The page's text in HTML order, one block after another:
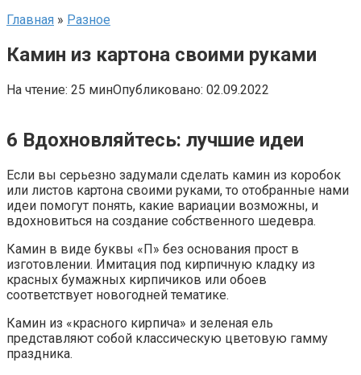
Главная » Разное
Камин из картона своими руками
На чтение: 25 минОпубликовано: 02.09.2022
6 Вдохновляйтесь: лучшие идеи
Если вы серьезно задумали сделать камин из коробок
или листов картона своими руками, то отобранные нами
идеи помогут понять, какие вариации возможны, и
вдохновиться на создание собственного шедевра.
Камин в виде буквы «П» без основания прост в
изготовлении. Имитация под кирпичную кладку из
красных бумажных кирпичиков или обоев
соответствует новогодней тематике.
Камин из «красного кирпича» и зеленая ель
представляют собой классическую цветовую гамму
праздника.